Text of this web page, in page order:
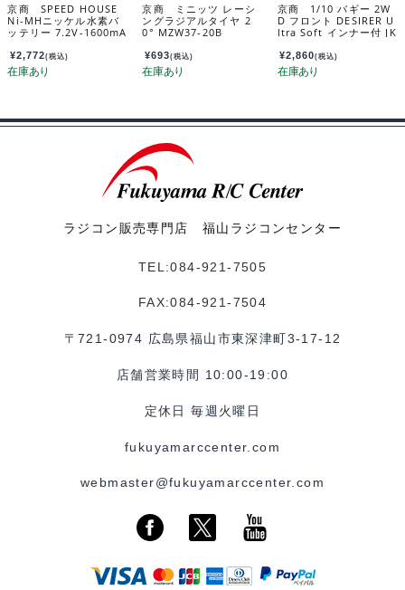
京商 SPEED HOUSE
Ni-MHニッケル水素バ
ッテリー 7.2V-1600mA
用 マイクロプラグ仕様
71351
¥2,772(税込)
京商 ミニッツ レーシ
ングラジアルタイヤ 2
0° MZW37-20B
¥693(税込)
京商 1/10 バギー 2W
D フロント DESIRER U
ltra Soft インナー付 JK
¥2,860(税込)
ラジコン販売専門店 福山ラジコンセンター
TEL:084-921-7505
FAX:084-921-7504
〒721-0974 広島県福山市東深津町3-17-12
店舗営業時間 10:00-19:00
定休日 毎週火曜日
fukuyamarccenter.com
webmaster@fukuyamarccenter.com